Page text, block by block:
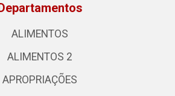
ALIMENTOS
ALIMENTOS 2
APROPRIAÇÕES